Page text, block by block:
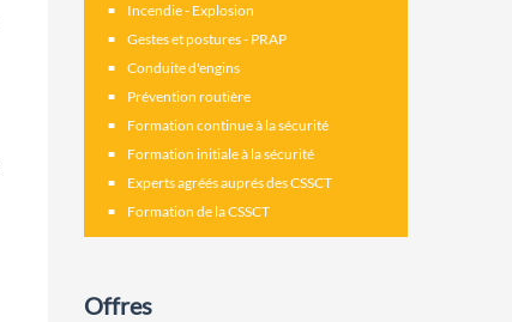
Incendie - Explosion
Gestes et postures - PRAP
Conduite d'engins
Prévention routière
Formation continue à la sécurité
Formation initiale à la sécurité
Experts agréés auprés des CSSCT
Formation de la CSSCT
Offres